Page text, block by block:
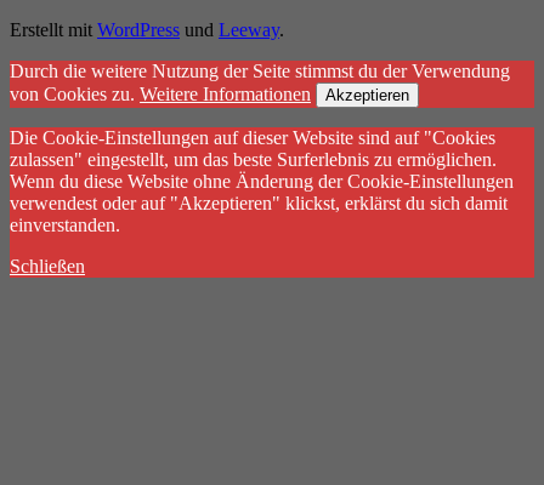
Erstellt mit WordPress und Leeway.
Durch die weitere Nutzung der Seite stimmst du der Verwendung
von Cookies zu. Weitere Informationen Akzeptieren
Die Cookie-Einstellungen auf dieser Website sind auf "Cookies
zulassen" eingestellt, um das beste Surferlebnis zu ermöglichen.
Wenn du diese Website ohne Änderung der Cookie-Einstellungen
verwendest oder auf "Akzeptieren" klickst, erklärst du sich damit
einverstanden.
Schließen